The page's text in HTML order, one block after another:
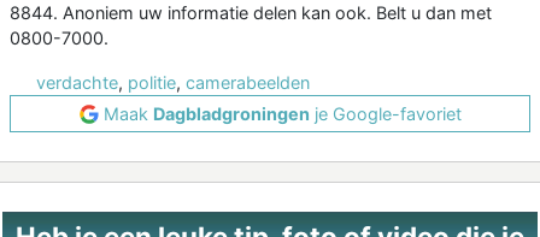
8844. Anoniem uw informatie delen kan ook. Belt u dan met
0800-7000.
verdachte, politie, camerabeelden
Maak Dagbladgroningen je Google-favoriet